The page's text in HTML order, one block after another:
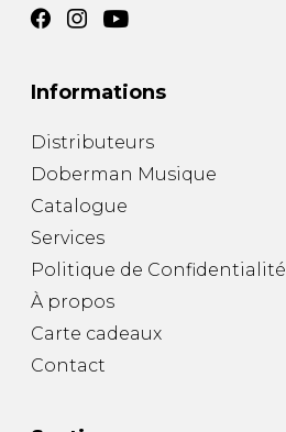
Informations
Distributeurs
Doberman Musique
Catalogue
Services
Politique de Confidentialité
À propos
Carte cadeaux
Contact